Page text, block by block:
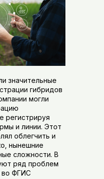
значительные
гибридов
могли
регистрируя
и линии. Этот
облегчить и
нынешние
сложности. В
ряд проблем
во ФГИС